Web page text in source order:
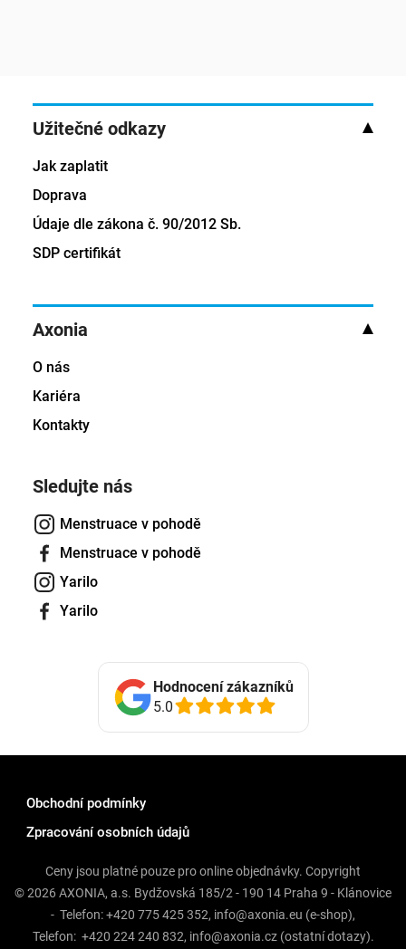
Axonia
O nás
Kariéra
Kontakty
Užitečné odkazy
Jak zaplatit
Doprava
Údaje dle zákona č. 90/2012 Sb.
SDP certifikát
Sledujte nás
Menstruace v pohodě
Menstruace v pohodě
Yarilo
Yarilo
Hodnocení zákazníků
5.0
Obchodní podmínky
Zpracování osobních údajů
Ceny jsou platné pouze pro online objednávky. Copyright
© 2026 AXONIA, a.s. Bydžovská 185/2 - 190 14 Praha 9 - Klánovice
- Telefon:+420 775 425 352, info@axonia.eu (e-shop),
Telefon: +420 224 240 832, info@axonia.cz(ostatní dotazy).